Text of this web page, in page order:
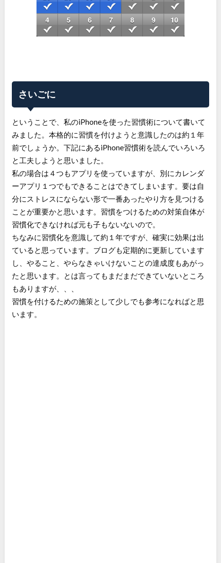
さいごに
ということで、私のiPhoneを使った習慣術について書いて
みました。本格的に習慣を付けようと意識したのは約１年
前でしょうか。下記にあるiPhone習慣術を読んでいろいろ
と工夫しようと思いました。
私の場合は４つもアプリを使っていますが、別にカレンダ
ーアプリ１つでもできることはできてしまいます。要は自
分にストレスにならない形で一番あったやり方を見つける
ことが重要かと思います。習慣をつけるための対策自体が
習慣化できなければ元も子もないないので。
ちなみに習慣化を意識して約１年ですが、確実に効果は出
ていると思っています。ブログも定期的に更新しています
し、やること、やらなきゃいけないことの達成度もあがっ
たと思います。とは言ってもまだまだできていないところ
もありますが、、、
習慣を付けるための施策として少しでも参考になればと思
います。